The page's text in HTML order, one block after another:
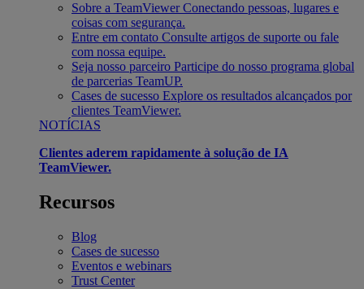
Sobre a TeamViewer Conectando pessoas, lugares e
coisas com segurança.
Entre em contato Consulte artigos de suporte ou fale
com nossa equipe.
Seja nosso parceiro Participe do nosso programa global
de parcerias TeamUP.
Cases de sucesso Explore os resultados alcançados por
clientes TeamViewer.
NOTÍCIAS
Clientes aderem rapidamente à solução de IA
TeamViewer.
Recursos
Blog
Cases de sucesso
Eventos e webinars
Trust Center